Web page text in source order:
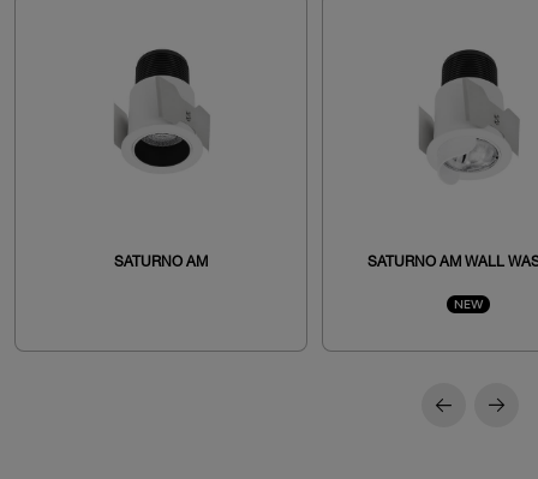
SATURNO AM SATURNO AM WALL
NEW